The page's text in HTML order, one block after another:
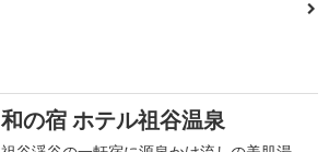
和の宿 ホテル祖谷温泉